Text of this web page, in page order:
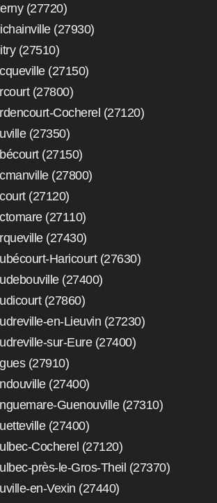
(27720)
(27930)
(27510)
(27150)
(27800)
Cocherel (27120)
(27350)
(27150)
(27800)
(27120)
(27110)
(27430)
Haricourt (27630)
(27400)
(27860)
en-Lieuvin (27230)
sur-Eure (27400)
(27910)
(27400)
Guenouville (27310)
(27400)
Cocherel (27120)
près-le-Gros-Theil (27370)
en-Vexin (27440)